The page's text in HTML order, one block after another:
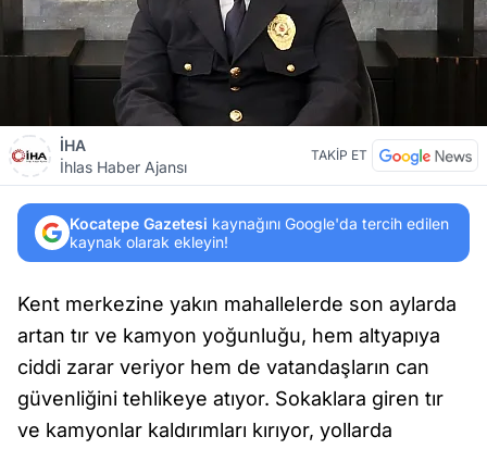
İHA
İhlas Haber Ajansı
TAKİP ET
Kocatepe Gazetesi kaynağını Google'da tercih edilen
kaynak olarak ekleyin!
Kent merkezine yakın mahallelerde son aylarda
artan tır ve kamyon yoğunluğu, hem altyapıya
ciddi zarar veriyor hem de vatandaşların can
güvenliğini tehlikeye atıyor. Sokaklara giren tır
ve kamyonlar kaldırımları kırıyor, yollarda